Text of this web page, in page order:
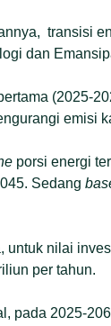
transisi
dan
(2025-
emisi
porsi energi
Sedang
untuk nilai
per tahun.
pada 2025-